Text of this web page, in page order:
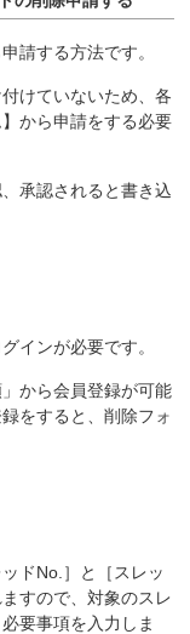
請する方法です。
けていないため、各
から申請をする必要
承認されると書き込
インが必要です。
から会員登録が可能
をすると、削除フォ
ドNo.］と［スレッ
すので、対象のスレ
要事項を入力しま